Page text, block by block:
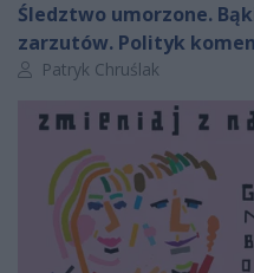
Śledztwo umorzone.
zarzutów. Polityk
Autor artykułu:
Patryk Chruślak